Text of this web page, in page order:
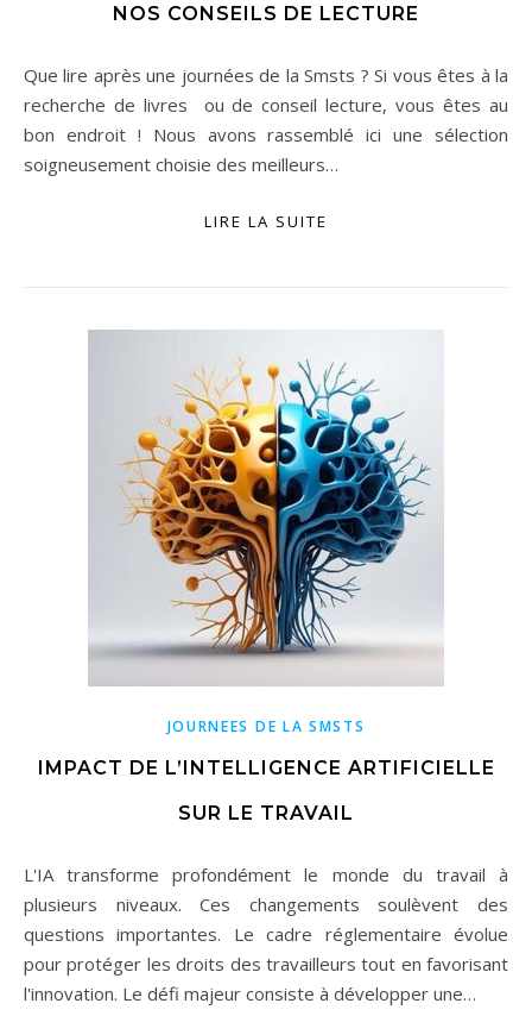
NOS CONSEILS DE LECTURE
Que lire après une journées de la Smsts ? Si vous êtes à la
recherche de livres ou de conseil lecture, vous êtes au
bon endroit ! Nous avons rassemblé ici une sélection
soigneusement choisie des meilleurs…
LIRE LA SUITE
JOURNEES DE LA SMSTS
IMPACT DE L’INTELLIGENCE ARTIFICIELLE
SUR LE TRAVAIL
L'IA transforme profondément le monde du travail à
plusieurs niveaux. Ces changements soulèvent des
questions importantes. Le cadre réglementaire évolue
pour protéger les droits des travailleurs tout en favorisant
l'innovation. Le défi majeur consiste à développer une…